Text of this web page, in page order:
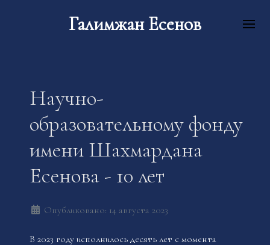
Галимжан Есенов
Научно-
образовательному фонду
имени Шахмардана
Есенова - 10 лет
Опубликовано: 14 августа 2023
В 2023 году исполнилось десять лет с момента